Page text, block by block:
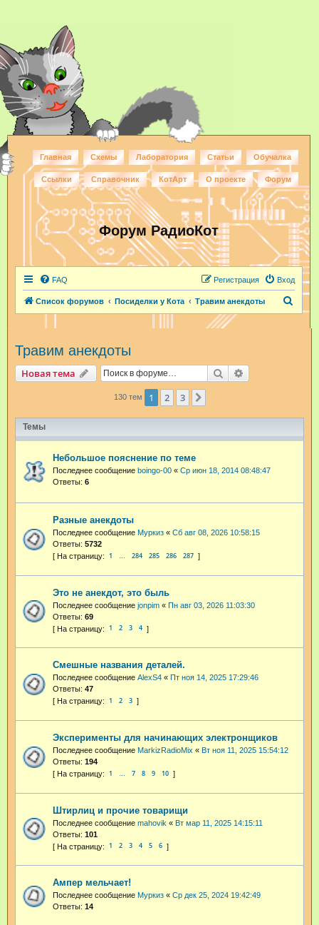
Главная Схемы Лаборатория Статьи Обучалка
Ссылки Справочник КотАрт О проекте Форум
Форум РадиоКот
FAQ Вход
Регистрация
Список форумов Посиделки у Кота Травим анекдоты
Травим анекдоты
Новая тема Поиск
130 тем 1 2 3
Темы
Небольшое пояснение по теме
Последнее сообщение boingo-00 « Ср июн 18, 2014 08:48:47
Ответы: 6
Разные анекдоты
Последнее сообщение Муркиз « Сб авг 08, 2026 10:58:15
Ответы: 5732
1 … 284 285 286 287
Это не анекдот, это быль
Последнее сообщение jonpim « Пн авг 03, 2026 11:03:30
Ответы: 69
1 2 3 4
Смешные названия деталей.
Последнее сообщение AlexS4 « Пт ноя 14, 2025 17:29:46
Ответы: 47
1 2 3
Эксперименты для начинающих электронщиков
Последнее сообщение MarkizRadioMix « Вт ноя 11, 2025 15:54:12
Ответы: 194
1 … 7 8 9 10
Штирлиц и прочие товарищи
Последнее сообщение mahovik « Вт мар 11, 2025 14:15:11
Ответы: 101
1 2 3 4 5 6
Ампер мельчает!
Последнее сообщение Муркиз « Ср дек 25, 2024 19:42:49
Ответы: 14